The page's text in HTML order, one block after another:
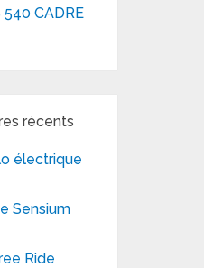
540 CADRE
récents
électrique
Sensium
Ride